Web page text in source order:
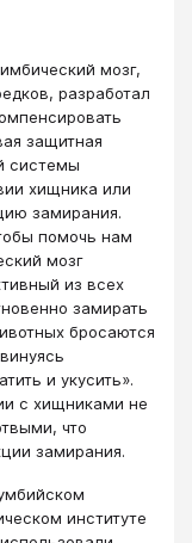
мозг,
разработал
защитная
системы
хищника или
замирания.
помочь нам
мозг
из всех
замирать
бросаются
и укусить».
с хищниками не
что
замирания.
институте